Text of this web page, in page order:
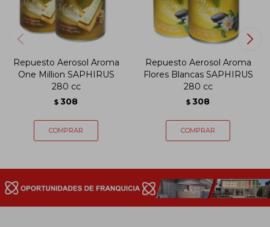
Repuesto Aerosol Aroma
One Million SAPHIRUS
280 cc
$ 308
Repuesto Aerosol Aroma
Flores Blancas SAPHIRUS
280 cc
$ 308